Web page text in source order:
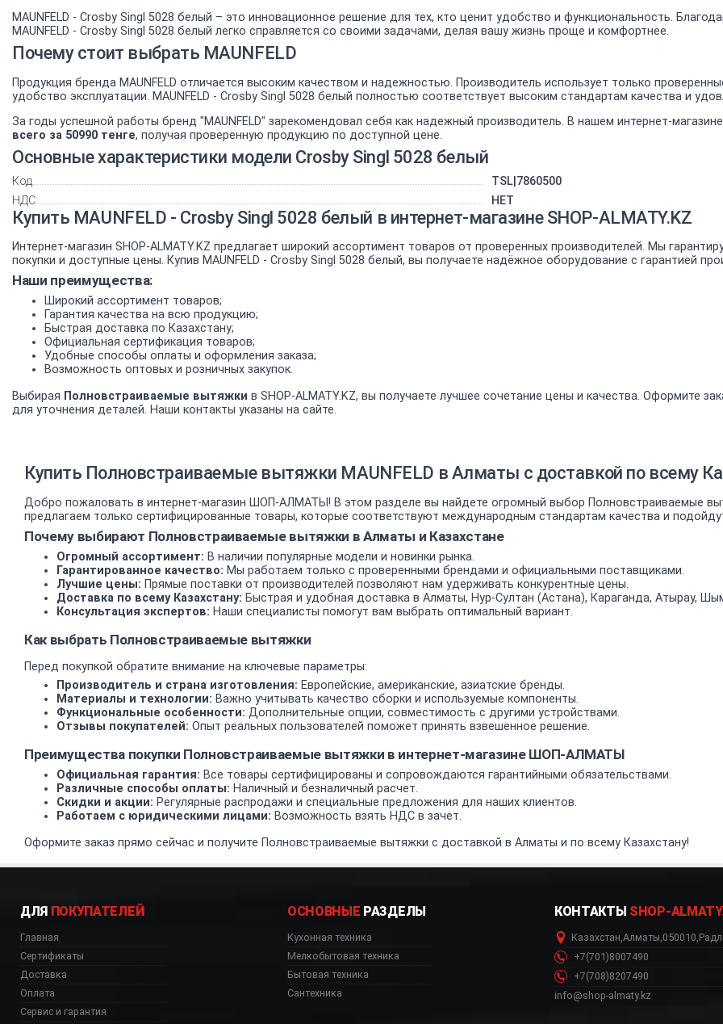
MAUNFELD - Crosby Singl 5028 белый – это инновационное решение для тех, кто ценит удобство и функциональность.
MAUNFELD - Crosby Singl 5028 белый легко справляется со своими задачами, делая вашу жизнь проще и комфортнее.
Почему стоит выбрать MAUNFELD
Продукция бренда MAUNFELD отличается высоким качеством и надежностью. Производитель использует только
удобство эксплуатации. MAUNFELD - Crosby Singl 5028 белый полностью соответствует высоким стандартам качества и
За годы успешной работы бренд "MAUNFELD" зарекомендовал себя как надежный производитель. В нашем интернет-
всего за 50990 тенге, получая проверенную продукцию по доступной цене.
Основные характеристики модели Crosby Singl 5028 белый
Код
TSL|7860500
НДС
НЕТ
Купить MAUNFELD - Crosby Singl 5028 белый в интернет-магазине SHOP-ALMATY.KZ
Интернет-магазин SHOP-ALMATY.KZ предлагает широкий ассортимент товаров от проверенных производителей. Мы
покупки и доступные цены. Купив MAUNFELD - Crosby Singl 5028 белый, вы получаете надёжное оборудование с гарантией
Наши преимущества:
Широкий ассортимент товаров;
Гарантия качества на всю продукцию;
Быстрая доставка по Казахстану;
Официальная сертификация товаров;
Удобные способы оплаты и оформления заказа;
Возможность оптовых и розничных закупок.
Выбирая Полновстраиваемые вытяжки в SHOP-ALMATY.KZ, вы получаете лучшее сочетание цены и качества. Оформите
для уточнения деталей. Наши контакты указаны на сайте.
Купить Полновстраиваемые вытяжки MAUNFELD в Алматы с доставкой по всему
Добро пожаловать в интернет-магазин ШОП-АЛМАТЫ! В этом разделе вы найдете огромный выбор Полновстраиваемые
предлагаем только сертифицированные товары, которые соответствуют международным стандартам качества и
Почему выбирают Полновстраиваемые вытяжки в Алматы и Казахстане
Огромный ассортимент: В наличии популярные модели и новинки рынка.
Гарантированное качество: Мы работаем только с проверенными брендами и официальными поставщиками.
Лучшие цены: Прямые поставки от производителей позволяют нам удерживать конкурентные цены.
Доставка по всему Казахстану: Быстрая и удобная доставка в Алматы, Нур-Султан (Астана), Караганда, Атырау,
Консультация экспертов: Наши специалисты помогут вам выбрать оптимальный вариант.
Как выбрать Полновстраиваемые вытяжки
Перед покупкой обратите внимание на ключевые параметры:
Производитель и страна изготовления: Европейские, американские, азиатские бренды.
Материалы и технологии: Важно учитывать качество сборки и используемые компоненты.
Функциональные особенности: Дополнительные опции, совместимость с другими устройствами.
Отзывы покупателей: Опыт реальных пользователей поможет принять взвешенное решение.
Преимущества покупки Полновстраиваемые вытяжки в интернет-магазине ШОП-АЛМАТЫ
Официальная гарантия: Все товары сертифицированы и сопровождаются гарантийными обязательствами.
Различные способы оплаты: Наличный и безналичный расчет.
Скидки и акции: Регулярные распродажи и специальные предложения для наших клиентов.
Работаем с юридическими лицами: Возможность взять НДС в зачет.
Оформите заказ прямо сейчас и получите Полновстраиваемые вытяжки с доставкой в Алматы и по всему Казахстану!
ДЛЯ ПОКУПАТЕЛЕЙ
Главная
Сертификаты
Доставка
Оплата
Сервис и гарантия
ОСНОВНЫЕ РАЗДЕЛЫ
Кухонная техника
Мелкобытовая техника
Бытовая техника
Сантехника
КОНТАКТЫ SHOP-
Казахстан,Алматы,050010,
+7(701)8007490
+7(708)8207490
info@shop-almaty.kz